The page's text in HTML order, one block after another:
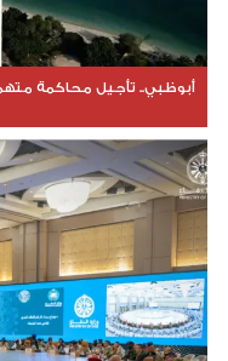
أبوظبي.. تأجيل محاكمة